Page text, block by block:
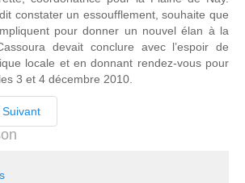
constater un essoufflement, souhaite que
pour donner un nouvel élan à la
devait conclure avec l’espoir de
locale et en donnant rendez-vous pour
3 et 4 décembre 2010.
Suivant